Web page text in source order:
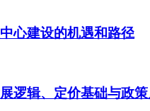
心建设的机遇和路径
逻辑、定价基础与政